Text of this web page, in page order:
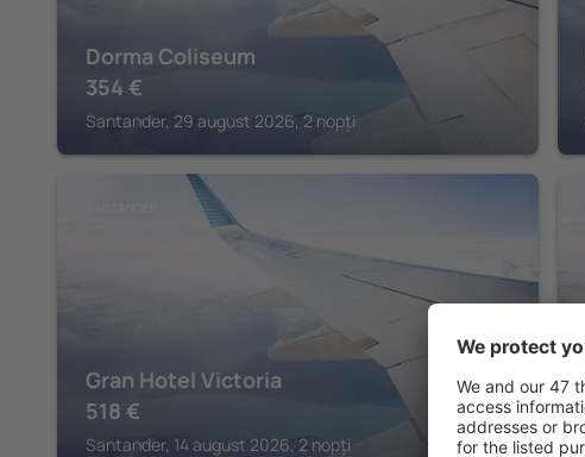
Dorma Coliseum
354 €
Santander, 29 august 2026, 2 nopți
Gran Hotel Victoria
518 €
Santander, 14 august 2026, 2 nopți